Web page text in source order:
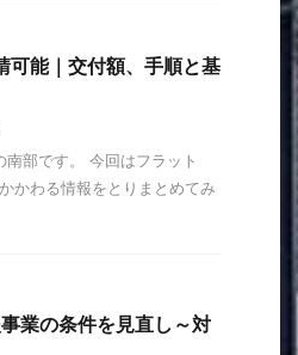
可能｜交付額、手順と基
部です。 今回はフラット
かわる情報をとりまとめてみ
業の条件を見直し～対